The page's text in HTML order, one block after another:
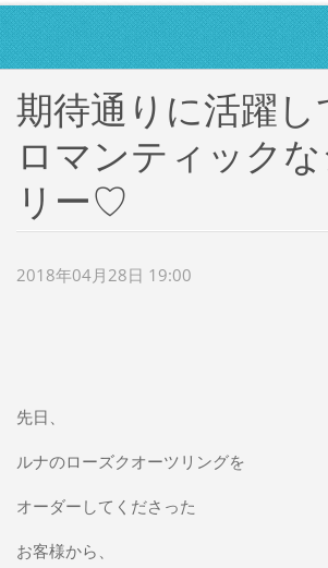
期待通りに活躍し
ロマンティック
リー♡
2018年04月28日 19:00
先日、
ルナのローズクオーツリングを
オーダーしてくださった
お客様から、